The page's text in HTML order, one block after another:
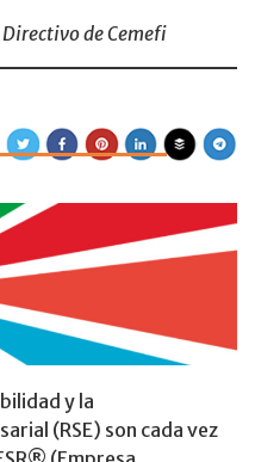
de Cemefi
para
y la
(RSE) son cada vez